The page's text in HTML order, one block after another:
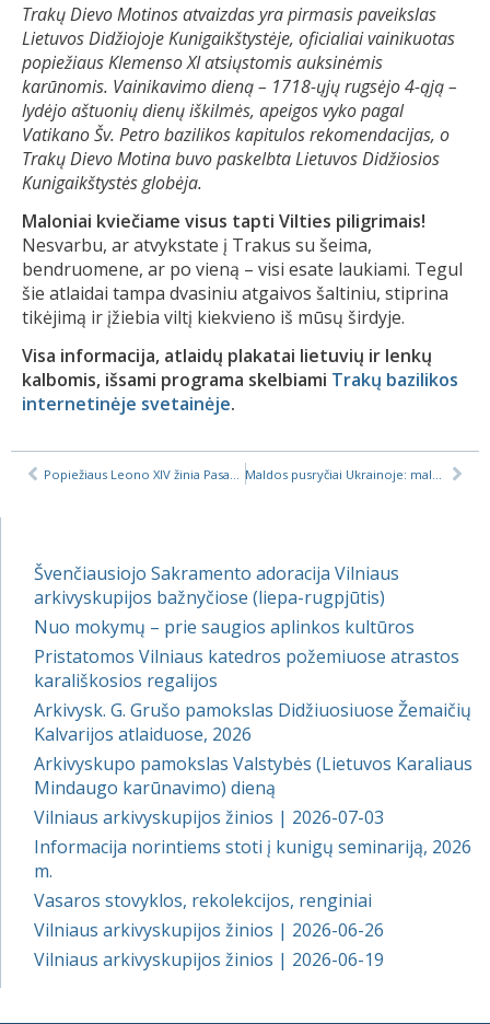
Trakų Dievo Motinos atvaizdas yra pirmasis paveikslas
Lietuvos Didžiojoje Kunigaikštystėje, oficialiai vainikuotas
popiežiaus Klemenso XI atsiųstomis auksinėmis
karūnomis. Vainikavimo dieną – 1718-ųjų rugsėjo 4-ąją –
lydėjo aštuonių dienų iškilmės, apeigos vyko pagal
Vatikano Šv. Petro bazilikos kapitulos rekomendacijas, o
Trakų Dievo Motina buvo paskelbta Lietuvos Didžiosios
Kunigaikštystės globėja.
Maloniai kviečiame visus tapti Vilties piligrimais!
Nesvarbu, ar atvykstate į Trakus su šeima,
bendruomene, ar po vieną – visi esate laukiami. Tegul
šie atlaidai tampa dvasiniu atgaivos šaltiniu, stiprina
tikėjimą ir įžiebia viltį kiekvieno iš mūsų širdyje.
Visa informacija, atlaidų plakatai lietuvių ir lenkų
kalbomis, išsami programa skelbiami Trakų bazilikos
internetinėje svetainėje.
Švenčiausiojo Sakramento adoracija Vilniaus
arkivyskupijos bažnyčiose (liepa-rugpjūtis)
Nuo mokymų – prie saugios aplinkos kultūros
Pristatomos Vilniaus katedros požemiuose atrastos
karališkosios regalijos
Arkivysk. G. Grušo pamokslas Didžiuosiuose Žemaičių
Kalvarijos atlaiduose, 2026
Arkivyskupo pamokslas Valstybės (Lietuvos Karaliaus
Mindaugo karūnavimo) dieną
Vilniaus arkivyskupijos žinios | 2026-07-03
Informacija norintiems stoti į kunigų seminariją, 2026
m.
Vasaros stovyklos, rekolekcijos, renginiai
Vilniaus arkivyskupijos žinios | 2026-06-26
Vilniaus arkivyskupijos žinios | 2026-06-19